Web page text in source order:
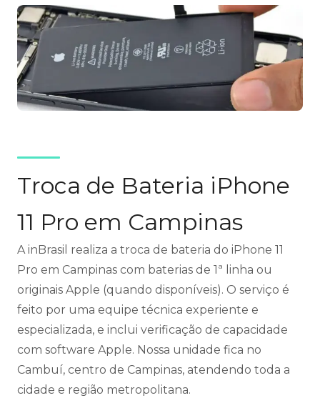
Troca de Bateria iPhone
11 Pro em Campinas
A inBrasil realiza a troca de bateria do iPhone 11
Pro em Campinas com baterias de 1ª linha ou
originais Apple (quando disponíveis). O serviço é
feito por uma equipe técnica experiente e
especializada, e inclui verificação de capacidade
com software Apple. Nossa unidade fica no
Cambuí, centro de Campinas, atendendo toda a
cidade e região metropolitana.